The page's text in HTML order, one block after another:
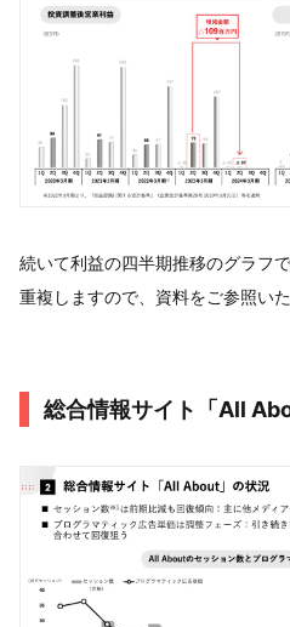
続いて利益の四半期推移のグラフ
重複しますので、資料をご参照い
総合情報サイト「All